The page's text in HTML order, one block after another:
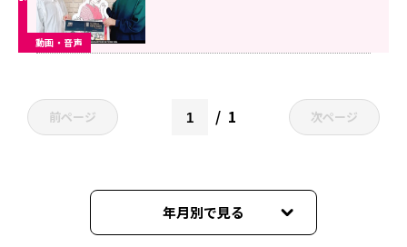
動画・音声
前ページ 1 次ページ
年月別で見る